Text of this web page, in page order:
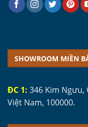
SHOWROOM MIỀN
ĐC 1: 346 Kim Ngưu,
Việt Nam, 100000.